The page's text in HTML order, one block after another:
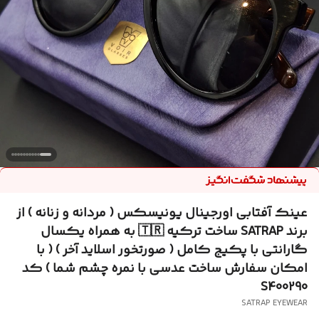
عینک آفتابی اورجینال یونیسکس ( مردانه و زنانه ) از
برند SATRAP ساخت ترکیه 🇹🇷 به همراه یکسال
گارانتی با پکیج کامل ( صورتخور اسلاید آخر ) ( با
امکان سفارش ساخت عدسی با نمره چشم شما ) کد
S400290
SATRAP EYEWEAR